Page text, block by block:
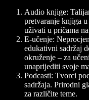
Audio knjige:
pretvaranje knjiga
uživati u pričama
E-učenje:
edukativni sadržaj
okruženje – za
unaprijediti svoje
Podcasti: Tvorci
sadržaja. Prirodni
za različite teme.